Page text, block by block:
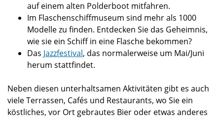
auf einem alten Polderboot mitfahren.
Im Flaschenschiffmuseum sind mehr als 1000
Modelle zu finden. Entdecken Sie das Geheimnis,
wie sie ein Schiff in eine Flasche bekommen?
Das Jazzfestival, das normalerweise um Mai/Juni
herum stattfindet.
Neben diesen unterhaltsamen Aktivitäten gibt es auch
viele Terrassen, Cafés und Restaurants, wo Sie ein
köstliches, vor Ort gebrautes Bier oder etwas anderes